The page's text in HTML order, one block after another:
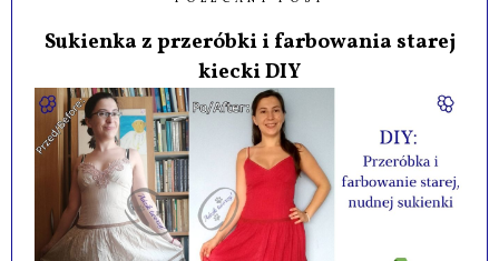
Sukienka z przeróbki i farbowania starej
kiecki DIY